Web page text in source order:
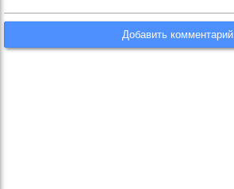
Добавить комментарий